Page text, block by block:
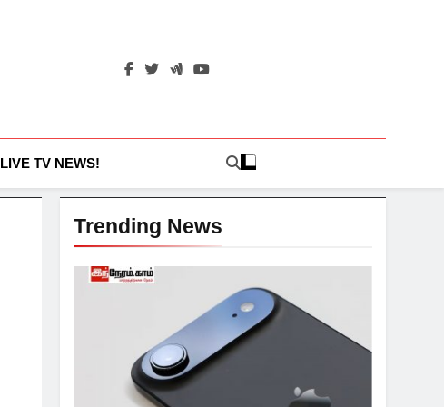
LIVE TV NEWS!
Trending News